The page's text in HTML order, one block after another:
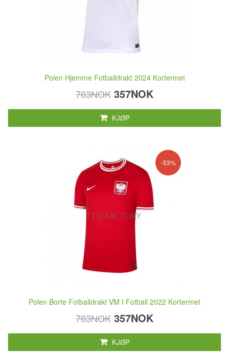
Polen Hjemme Fotballdrakt 2024 Kortermet
763NOK 357NOK
KJØP
-53%
Polen Borte Fotballdrakt VM I Fotball 2022 Kortermet
763NOK 357NOK
KJØP